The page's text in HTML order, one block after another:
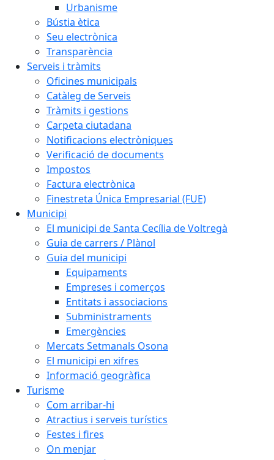
Urbanisme
Bústia ètica
Seu electrònica
Transparència
Serveis i tràmits
Oficines municipals
Catàleg de Serveis
Tràmits i gestions
Carpeta ciutadana
Notificacions electròniques
Verificació de documents
Impostos
Factura electrònica
Finestreta Única Empresarial (FUE)
Municipi
El municipi de Santa Cecília de Voltregà
Guia de carrers / Plànol
Guia del municipi
Equipaments
Empreses i comerços
Entitats i associacions
Subministraments
Emergències
Mercats Setmanals Osona
El municipi en xifres
Informació geogràfica
Turisme
Com arribar-hi
Atractius i serveis turístics
Festes i fires
On menjar